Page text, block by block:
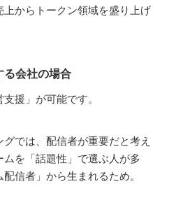
からトークン領域を盛り上げ
会社の場合
援」が可能です。
では、配信者が重要だと考え
ムを「話題性」で選ぶ人が多
信者」から生まれるため。